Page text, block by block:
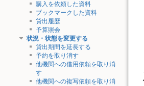
購入を依頼した資料
ブックマークした資料
貸出履歴
予算照会
状況・状態を変更する
貸出期間を延長する
予約を取り消す
他機関への借用依頼を取り消
す
他機関への複写依頼を取り消